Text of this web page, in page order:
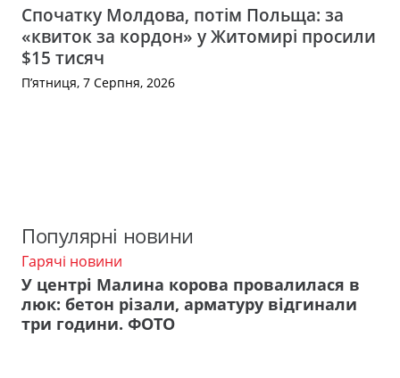
Спочатку Молдова, потім Польща: за
«квиток за кордон» у Житомирі просили
$15 тисяч
П’ятниця, 7 Серпня, 2026
Популярні новини
Гарячі новини
У центрі Малина корова провалилася в
люк: бетон різали, арматуру відгинали
три години. ФОТО